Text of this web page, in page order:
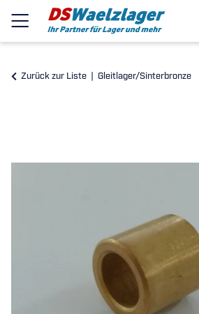
Zurück zur Liste Gleitlager/Sinterbronze